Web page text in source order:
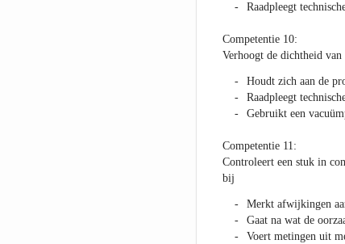
Raadpleegt
Competentie 10:
Verhoogt de dichtheid
Houdt zich aan de
Raadpleegt
Gebruikt een
Competentie 11:
Controleert een stuk in
bij
Merkt afwijkingen
Gaat na wat de
Voert metingen uit